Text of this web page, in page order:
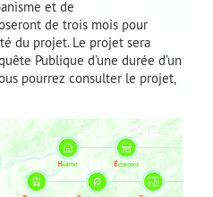
et de
de trois mois pour
du projet. Le projet sera
Publique d’une durée d’un
pourrez consulter le projet,